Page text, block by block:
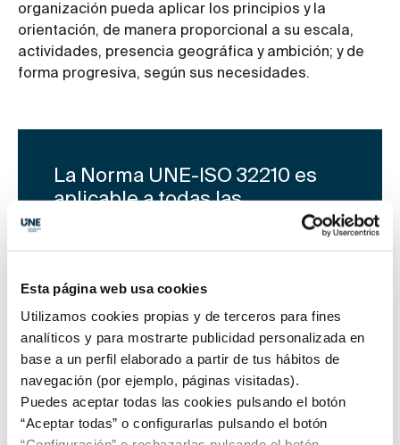
Esta página web usa cookies
Utilizamos cookies propias y de terceros para fines
analíticos y para mostrarte publicidad personalizada en
base a un perfil elaborado a partir de tus hábitos de
navegación (por ejemplo, páginas visitadas).
Puedes aceptar todas las cookies pulsando el botón
“Aceptar todas” o configurarlas pulsando el botón
organización pueda aplicar los principios y la
orientación, de manera proporcional a su escala,
actividades, presencia geográfica y ambición; y de
forma progresiva, según sus necesidades.
La Norma UNE-ISO 32210 es
aplicable a todas las
organizaciones activas en el
sector financiero, incluidas,
inversores directos, gestores
de activos y proveedores de
servicios